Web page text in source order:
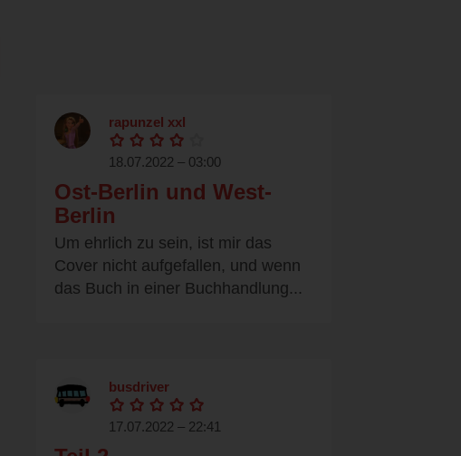
rapunzel xxl
18.07.2022 – 03:00
Ost-Berlin und West-
Berlin
Um ehrlich zu sein, ist mir das
Cover nicht aufgefallen, und wenn
das Buch in einer Buchhandlung...
busdriver
17.07.2022 – 22:41